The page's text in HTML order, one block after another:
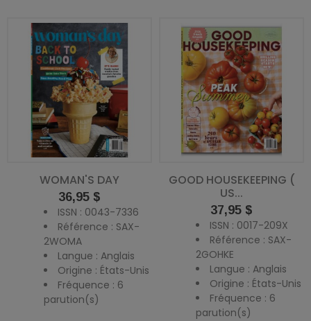
WOMAN'S DAY
Prix
36,95 $
ISSN : 0043-7336
Référence : SAX-
2WOMA
Langue : Anglais
Origine : États-Unis
Fréquence : 6
parution(s)
GOOD HOUSEKEEPING (
US...
Prix
37,95 $
ISSN : 0017-209X
Référence : SAX-
2GOHKE
Langue : Anglais
Origine : États-Unis
Fréquence : 6
parution(s)